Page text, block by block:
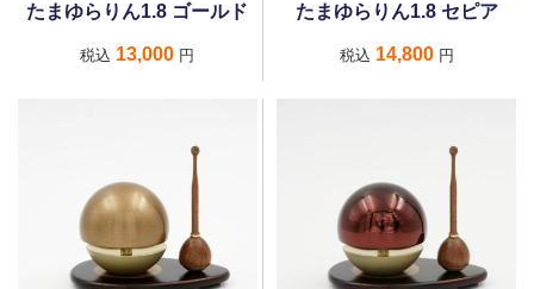
たまゆらりん1.8 ゴールド
税込 13,000 円
たまゆらりん1.8 セピア
税込 14,800円